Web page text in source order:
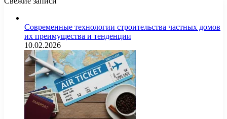
Современные технологии строительства частных домов
их преимущества и тенденции
10.02.2026